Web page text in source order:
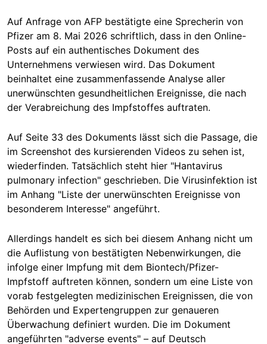
Auf Anfrage von AFP bestätigte eine Sprecherin von
Pfizer am 8. Mai 2026 schriftlich, dass in den Online-
Posts auf ein authentisches Dokument des
Unternehmens verwiesen wird. Das Dokument
beinhaltet eine zusammenfassende Analyse aller
unerwünschten gesundheitlichen Ereignisse, die nach
der Verabreichung des Impfstoffes auftraten.
Auf Seite 33 des Dokuments lässt sich die Passage, die
im Screenshot des kursierenden Videos zu sehen ist,
wiederfinden. Tatsächlich steht hier "Hantavirus
pulmonary infection" geschrieben. Die Virusinfektion ist
im Anhang "Liste der unerwünschten Ereignisse von
besonderem Interesse" angeführt.
Allerdings handelt es sich bei diesem Anhang nicht um
die Auflistung von bestätigten Nebenwirkungen, die
infolge einer Impfung mit dem Biontech/Pfizer-
Impfstoff auftreten können, sondern um eine Liste von
vorab festgelegten medizinischen Ereignissen, die von
Behörden und Expertengruppen zur genaueren
Überwachung definiert wurden. Die im Dokument
angeführten "adverse events" – auf Deutsch